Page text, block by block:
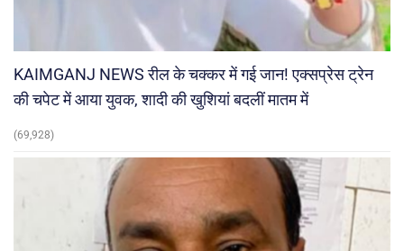
KAIMGANJ NEWS रील के चक्कर में गई जान! एक्सप्रेस ट्रेन
की चपेट में आया युवक, शादी की खुशियां बदलीं मातम में
(69,928)